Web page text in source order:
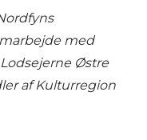
med
Østre
af Kulturregion